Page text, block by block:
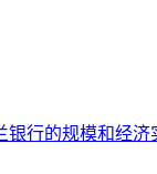
行的规模和经济